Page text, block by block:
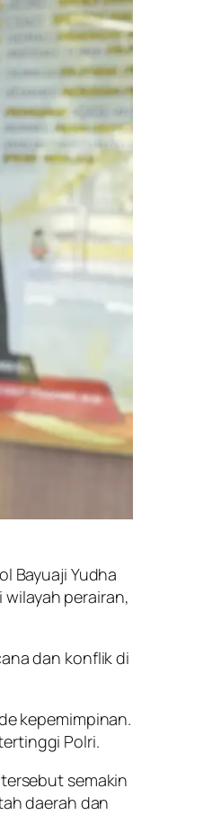
Bayuaji Yudha
perairan,
dan konflik di
kepemimpinan.
Polri.
semakin
daerah dan